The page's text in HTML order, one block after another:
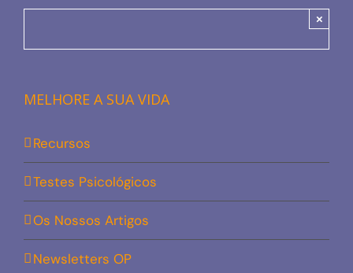
×
MELHORE A SUA VIDA
Recursos
Testes Psicológicos
Os Nossos Artigos
Newsletters OP